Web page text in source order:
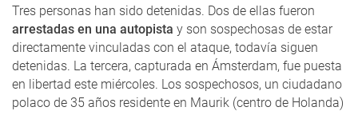
Tres personas han sido detenidas. Dos de ellas fueron
arrestadas en una autopista y son sospechosas de estar
directamente vinculadas con el ataque, todavía siguen
detenidas. La tercera, capturada en Ámsterdam, fue puesta
en libertad este miércoles. Los sospechosos, un ciudadano
polaco de 35 años residente en Maurik (centro de Holanda)